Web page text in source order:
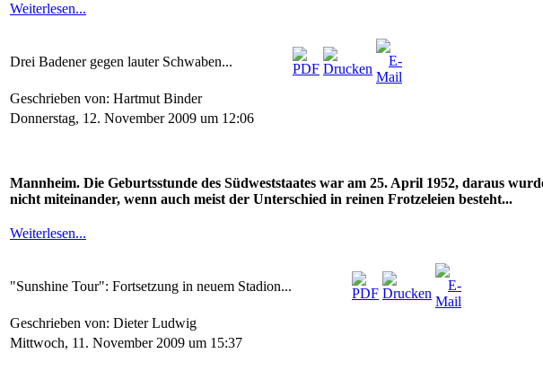
Weiterlesen...
Drei Badener gegen lauter Schwaben...
Geschrieben von: Hartmut Binder
Donnerstag, 12. November 2009 um 12:06
Mannheim. Die Geburtsstunde des Südweststaates war am 25. April 1952, daraus
nicht miteinander, wenn auch meist der Unterschied in reinen Frotzeleien besteht...
Weiterlesen...
"Sunshine Tour": Fortsetzung in neuem Stadion...
Geschrieben von: Dieter Ludwig
Mittwoch, 11. November 2009 um 15:37